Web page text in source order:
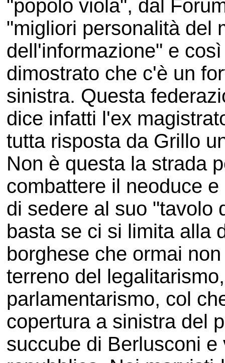
"popolo viola", dal
"migliori personalità del
dell'informazione" e
dimostrato che c'è un
sinistra. Questa
dice infatti l'ex
tutta risposta da Grillo
Non è questa la strada
combattere il neoduce
di sedere al suo "tavolo
basta se ci si limita alla
borghese che ormai
terreno del
parlamentarismo, col
copertura a sinistra del
succube di Berlusconi